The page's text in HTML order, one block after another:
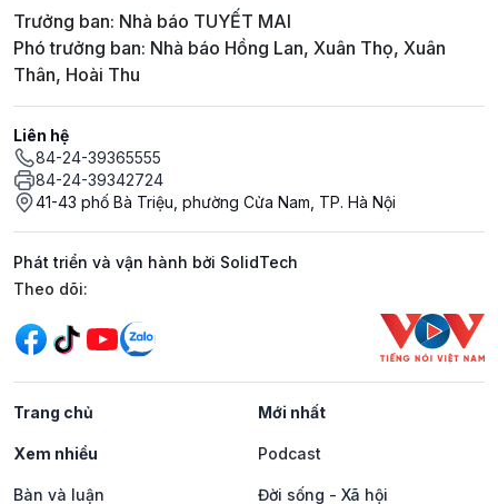
Trưởng ban: Nhà báo TUYẾT MAI
Phó trưởng ban: Nhà báo Hồng Lan, Xuân Thọ, Xuân
Thân, Hoài Thu
Liên hệ
84-24-39365555
84-24-39342724
41-43 phố Bà Triệu, phường Cửa Nam, TP. Hà Nội
Phát triển và vận hành bởi SolidTech
Mạng xã hội
Theo dõi:
Trang chủ Mới nhất
Xem nhiều Podcast
Bàn và luận Đời sống - Xã hội